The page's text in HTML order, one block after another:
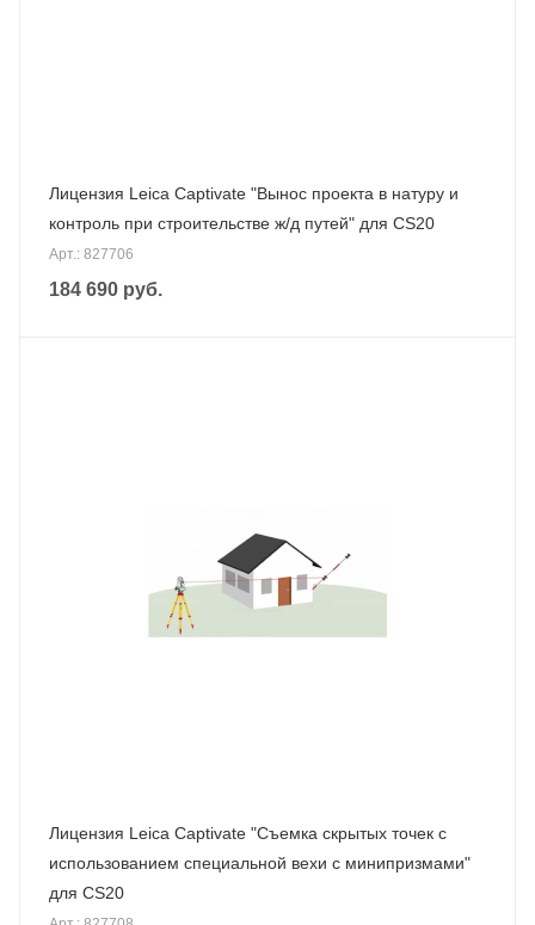
Лицензия Leica Captivate "Вынос проекта в натуру и
контроль при строительстве ж/д путей" для CS20
Арт.: 827706
184 690 руб.
Лицензия Leica Captivate "Cъемка скрытых точек с
использованием специальной вехи с минипризмами"
для CS20